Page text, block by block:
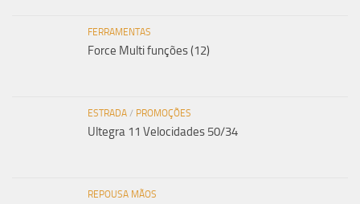
FERRAMENTAS
Force Multi funções (12)
ESTRADA / PROMOÇÕES
Ultegra 11 Velocidades 50/34
REPOUSA MÃOS